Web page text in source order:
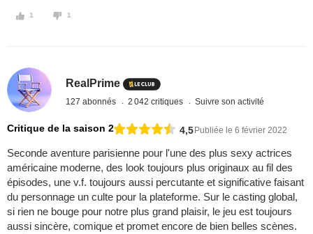
1 1
RealPrime
127 abonnés 2 042 critiques Suivre son activité
Critique de la saison 2 4,5Publiée le 6 février 2022
Seconde aventure parisienne pour l'une des plus sexy actrices
américaine moderne, des look toujours plus originaux au fil des
épisodes, une v.f. toujours aussi percutante et significative faisant
du personnage un culte pour la plateforme. Sur le casting global,
si rien ne bouge pour notre plus grand plaisir, le jeu est toujours
aussi sincère, comique et promet encore de bien belles scènes.